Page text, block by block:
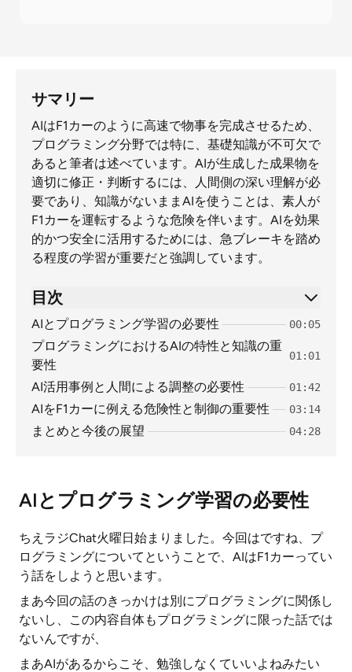
サマリー
AIはF1カーのように高速で物事を完成させるため、
プログラミング分野では特に、基礎知識が不可欠で
あると筆者は述べています。AIが生成した成果物を
適切に修正・判断するには、人間側の深い理解が必
要であり、知識がないままAIを使うことは、素人が
F1カーを運転するような危険を伴います。AIを効果
的かつ安全に活用するためには、急ブレーキを踏め
る程度の学習が重要だと強調しています。
目次
AIとプログラミング学習の必要性 00:05
プログラミングにおけるAIの特性と知識の重
要性
01:01
AI活用事例と人間による調整の必要性 01:42
AIをF1カーに例える危険性と制御の重要性 03:14
まとめと今後の展望 04:28
AIとプログラミング学習の必要性
ちえラジChat火曜日始まりました。今回はですね、プ
ログラミングについてということで、AIはF1カーってい
う話をしようと思います。
まあ今回の話のきっかけは別にプログラミングに関係し
ないし、この内容自体もプログラミングに限った話では
ないんですが、
まあAIがあるからこそ、勉強しなくていいよねみたい